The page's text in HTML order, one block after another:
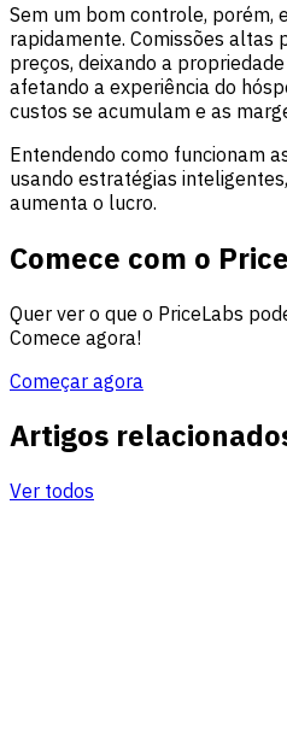
Sem um bom controle, porém,
rapidamente. Comissões altas
preços, deixando a
afetando a experiência do
custos se acumulam e as
Entendendo como funcionam
usando estratégias
aumenta o lucro.
Comece com o
Quer ver o que o PriceLabs
Comece agora!
Começar agora
Artigos
Ver todos